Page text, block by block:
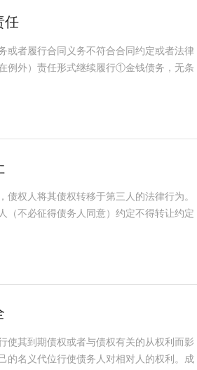
任
或者履行合同义务不符合合同约定或者法律
例外）责任形式继续履行①金钱债务，无条
权人将其债权转移于第三人的法律行为。
不必征得债务人同意）约定不得转让约定
使其到期债权或者与债权有关的从权利而影
的名义代位行使债务人对相对人的权利。成